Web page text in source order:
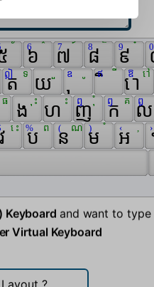
័ ៦ ៌
6 ៧ ៍
7 ៨ ៏
8 ៩ ៎
9
ត ទ
ឦ យ ុ
ឧ ិ ី
ឥ ោ ៅ
ឱ
ធ ង ុះ ហ ះ ញ ុំ
ឮ ក គ
ឭ ឰ
េះ ប ព
% ន ណ
( ម ំ
) អ
‹ ›
Keyboard and want to type
Virtual Keyboard
?